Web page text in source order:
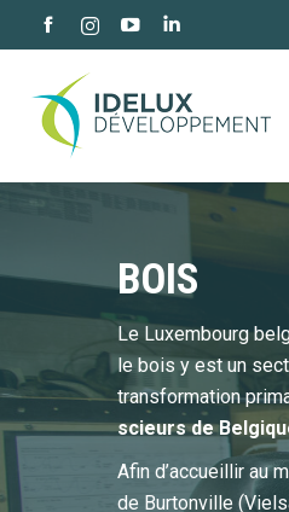
Facebook
page
opens
in
new
Instagram
page
opens
new
opens
new
opens
new
window
BOIS
Le Luxembourg
le bois y est un
transformation
scieurs de
Afin d’accueillir au
de Burtonville